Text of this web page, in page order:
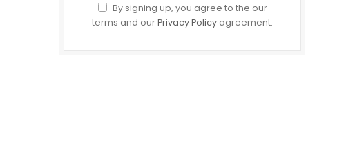
By signing up, you agree to the our
terms and ourPrivacy Policy agreement.